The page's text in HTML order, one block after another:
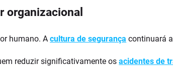
organizacional
humano. Acultura de segurança continuará
reduzir significativamente osacidentes de